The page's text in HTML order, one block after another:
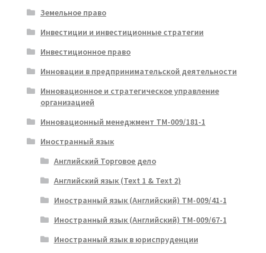
Земельное право
Инвестиции и инвестиционные стратегии
Инвестиционное право
Инновации в предпринимательской деятельности
Инновационное и стратегическое управление
организацией
Инновационный менеджмент ТМ-009/181-1
Иностранный язык
Английский Торговое дело
Английский язык (Text 1 & Text 2)
Иностранный язык (Английский) ТМ-009/41-1
Иностранный язык (Английский) ТМ-009/67-1
Иностранный язык в юриспруденции